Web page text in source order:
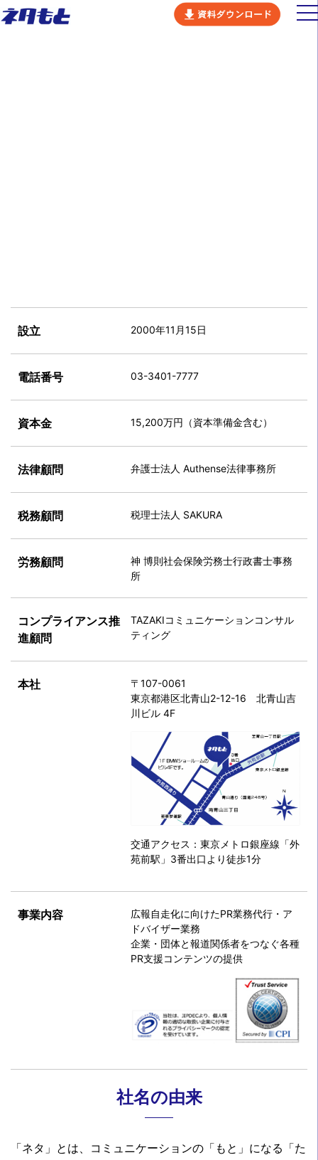
設立 2000年11月15日
電話番号 03-3401-7777
資本金 15,200万円（資本準備金含む）
法律顧問 弁護士法人 Authense法律事務所
税務顧問 税理士法人 SAKURA
労務顧問
神 博則社会保険労務士行政書士事務
所
コンプライアンス推
進顧問
TAZAKIコミュニケーションコンサル
ティング
本社
〒107-0061
東京都港区北青山2-12-16 北青山吉
川ビル 4F
交通アクセス：東京メトロ銀座線「外
苑前駅」3番出口より徒歩1分
事業内容
広報自走化に向けたPR業務代行・ア
ドバイザー業務
企業・団体と報道関係者をつなぐ各種
PR支援コンテンツの提供
社名の由来
「ネタ」とは、コミュニケーションの「もと」になる「た